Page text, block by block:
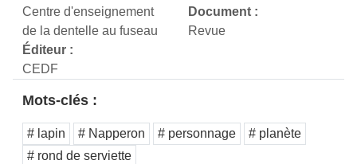
Centre d'enseignement
de la dentelle au fuseau
Éditeur :
CEDF
Document :
Revue
Mots-clés :
# lapin # Napperon # personnage
# planète
# rond de serviette